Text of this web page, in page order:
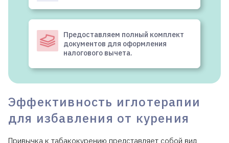
Предоставляем полный комплект
документов для оформления
налогового вычета.
Эффективность иглотерапии
для избавления от курения
Привычка к табакокурению представляет собой вид